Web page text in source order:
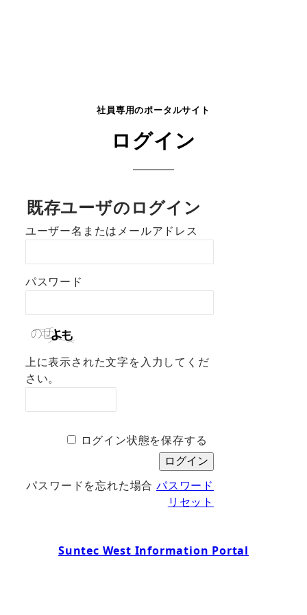
社員専用のポータルサイト
ログイン
既存ユーザのログイン
ユーザー名またはメールアドレス
パスワード
上に表示された文字を入力してくだ
さい。
ログイン状態を保存する
パスワードを忘れた場合 パスワード
リセット
Suntec West Information Portal